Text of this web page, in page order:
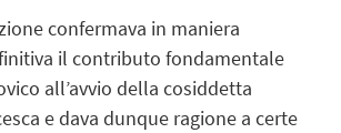
confermava in maniera
il contributo fondamentale
all’avvio della cosiddetta
e dava dunque ragione a certe